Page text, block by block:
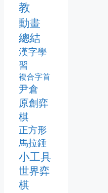
教
動畫
總結
漢字學
習
複合字首
尹倉
原創弈
棋
正方形
馬拉錘
小工具
世界弈
棋